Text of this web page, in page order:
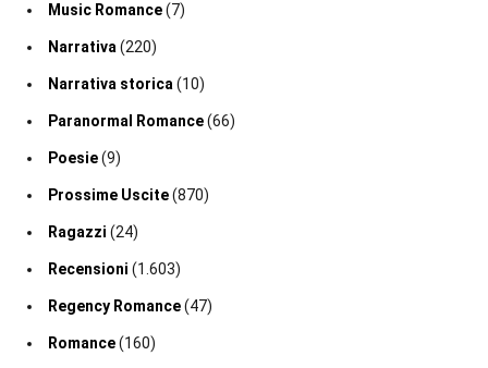
Music Romance(7)
Narrativa (220)
Narrativa storica (10)
Paranormal Romance(66)
Poesie(9)
Prossime Uscite(870)
Ragazzi (24)
Recensioni (1.603)
Regency Romance(47)
Romance(160)